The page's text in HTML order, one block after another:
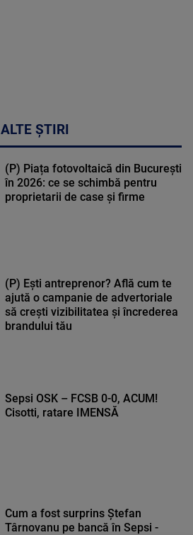
ALTE ȘTIRI
(P) Piața fotovoltaică din București
în 2026: ce se schimbă pentru
proprietarii de case și firme
(P) Ești antreprenor? Află cum te
ajută o campanie de advertoriale
să crești vizibilitatea și încrederea
brandului tău
Sepsi OSK – FCSB 0-0, ACUM!
Cisotti, ratare IMENSĂ
Cum a fost surprins Ștefan
Târnovanu pe bancă în Sepsi -